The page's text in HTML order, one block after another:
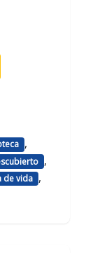
,
,
de vida ,